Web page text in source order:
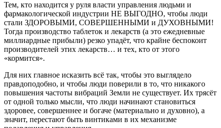
Тем, кто находится у руля власти управления людьми и
фармакологической индустрии НЕ ВЫГОДНО, чтобы люди
стали ЗДОРОВЫМИ, СОВЕРШЕННЫМИ и ДУХОВНЫМИ!
Тогда производство таблеток и лекарств (а это ежедневные
миллиардные прибыли) резко упадёт, что крайне беспокоит
производителей этих лекарств… и тех, кто от этого
«кормится».
Для них главное исказить всё так, чтобы это выглядело
правдоподобно, и чтобы люди поверили в то, что никакого
повышения частоты вибраций Земли не существует. Их трясёт
от одной только мысли, что люди начинают становиться
здоровее, совершеннее и богаче (материально и духовно), а
значит, перестают быть винтиками в их механизме